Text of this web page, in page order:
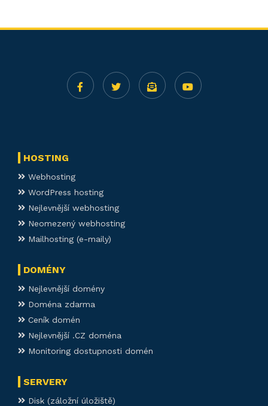
HOSTING
Webhosting
WordPress hosting
Nejlevnější webhosting
Neomezený webhosting
Mailhosting (e-maily)
DOMÉNY
Nejlevnější domény
Doména zdarma
Ceník domén
Nejlevnější .CZ doména
Monitoring dostupnosti domén
SERVERY
Disk (záložní úložiště)